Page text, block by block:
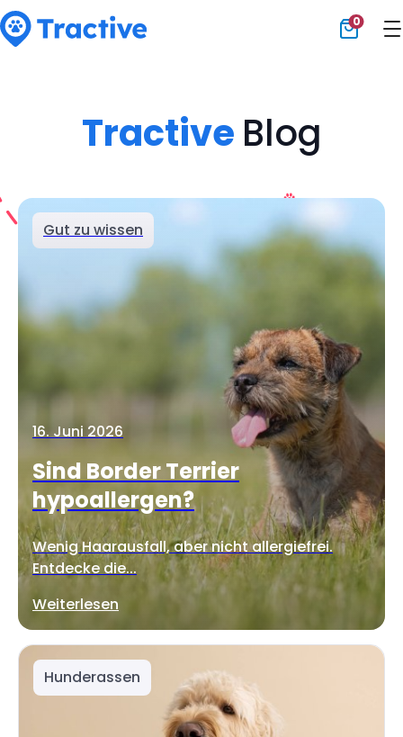
0
Tractive Blog
Gut zu wissen
16. Juni 2026
Sind Border Terrier
hypoallergen?
Wenig Haarausfall, aber nicht allergiefrei.
Entdecke die...
Weiterlesen
Hunderassen